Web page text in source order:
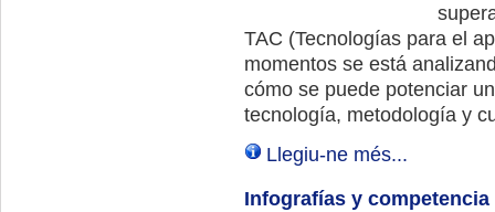
TAC (Tecnologías para el
momentos se está
cómo se puede potenciar
tecnología, metodología y
Llegiu-ne més...
Infografías y